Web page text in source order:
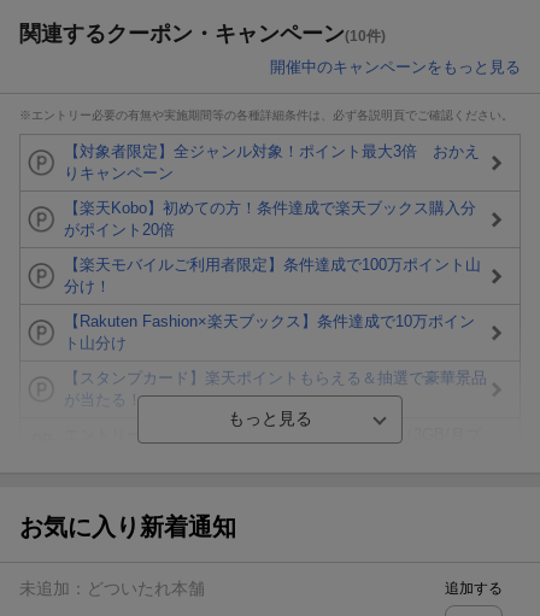
関連するクーポン・キャンペーン(10件)
開催中のキャンペーンをもっと見る
※エントリー必要の有無や実施期間等の各種詳細条件は、必ず各説明頁でご確認ください。
【対象者限定】全ジャンル対象！ポイント最大3倍 おかえ
りキャンペーン
【楽天Kobo】初めての方！条件達成で楽天ブックス購入分
がポイント20倍
【楽天モバイルご利用者限定】条件達成で100万ポイント山
分け！
【Rakuten Fashion×楽天ブックス】条件達成で10万ポイン
ト山分け
【スタンプカード】楽天ポイントもらえる＆抽選で豪華景品
が当たる！
進呈
エントリー＆条件達成で『鬼滅の刃』オリジナルきんちゃく
お気に入り新着通知
未追加： どついたれ本舗 追加する